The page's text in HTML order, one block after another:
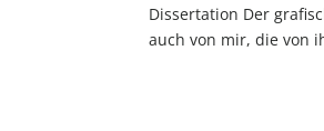
Dissertation Der
auch von mir, die von